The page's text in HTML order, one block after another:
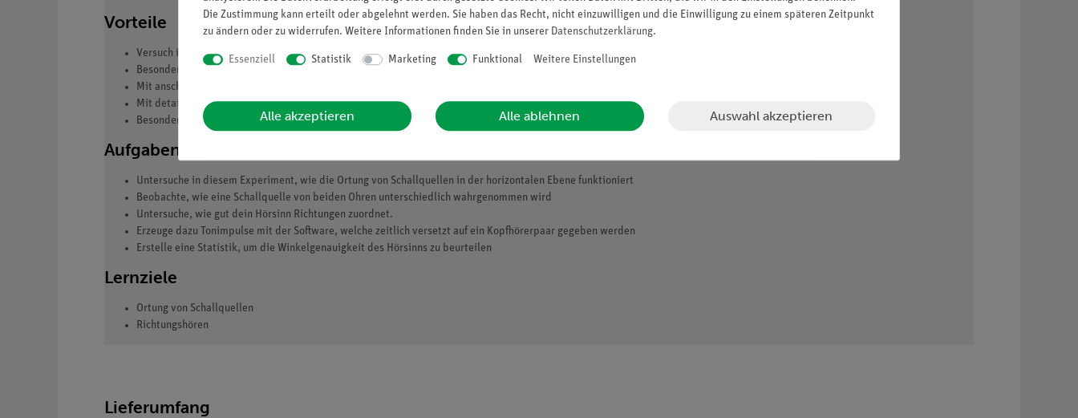
Vorteile
Versuch ist Teil einer Komplettlösung mit insgesamt 22 Versuchen zu den Themen Schallerzeugung, -ausbreitung und –wahrnehmung, Schwingungen und Wellen
Besonders geeignet für den Einstiegsthema in die Physik im Allgemeinen
Mit anschaulichem Schülerarbeitsblatt
Mit detaillierten Lehrerinformationen
Besonders geeignet bei knapper Zeitplanung, da minimale Vorbereitungszeit
Aufgaben
Untersuche in diesem Experiment, wie die Ortung von Schallquellen in der horizontalen Ebene funktioniert
Beobachte, wie eine Schallquelle von beiden Ohren unterschiedlich wahrgenommen wird
Untersuche, wie gut dein Hörsinn Richtungen zuordnet.
Erzeuge dazu Tonimpulse mit der Software, welche zeitlich versetzt auf ein Kopfhörerpaar gegeben werden
Erstelle eine Statistik, um die Winkelgenauigkeit des Hörsinns zu beurteilen
Lernziele
Ortung von Schallquellen
Richtungshören
Lieferumfang
Die Zustimmung kann erteilt oder abgelehnt werden. Sie haben das Recht, nicht einzuwilligen und die Einwilligung zu einem späteren Zeitpunkt
zu ändern oder zu widerrufen. Weitere Informationen finden Sie in unserer Daten­schutz­erklärung.
Essenziell Statistik Marketing Funktional Weitere Einstellungen
Alle akzeptieren Alle ablehnen Auswahl akzeptieren